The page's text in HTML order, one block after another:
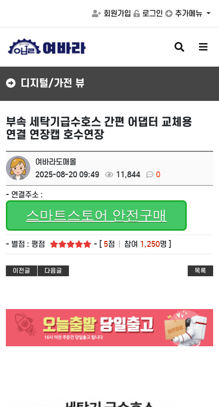
회원가입 로그인 추가메뉴
검
색
버
메
버
디지털/가전 뷰
부속 세탁기급수호스 간편 어댑터 교체용
연결 연장캡 호수연장
여바라도매몰
2025-08-20 09:49
11,844 0
- 연결주소 :
스마트스토어 안전구매
- 별점 : 평점 - [ 5점 참여 1,250명 ]
이전글 다음글 목록